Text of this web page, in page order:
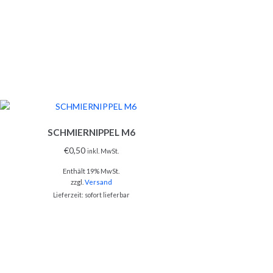
SCHMIERNIPPEL M6
€0,50 inkl. MwSt.
Enthält 19% MwSt.
zzgl. Versand
Lieferzeit: sofort lieferbar